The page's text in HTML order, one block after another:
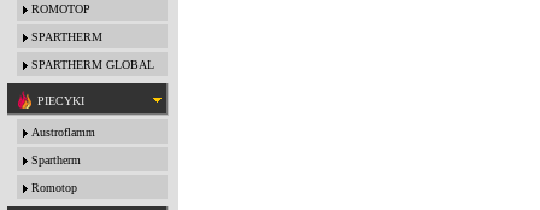
ROMOTOP
SPARTHERM
SPARTHERM GLOBAL
PIECYKI
Austroflamm
Spartherm
Romotop